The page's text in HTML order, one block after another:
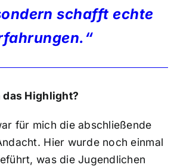
schafft echte
Highlight?
für mich die abschließende
Hier wurde noch einmal
was die Jugendlichen